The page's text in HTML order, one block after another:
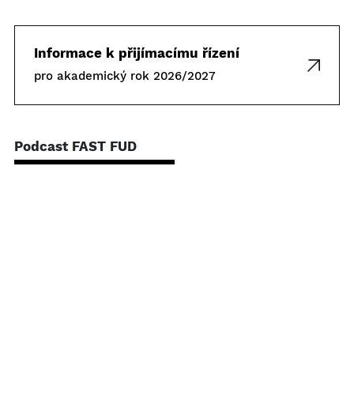
Informace k přijímacímu řízení
pro akademický rok 2026/2027
Podcast FAST FUD